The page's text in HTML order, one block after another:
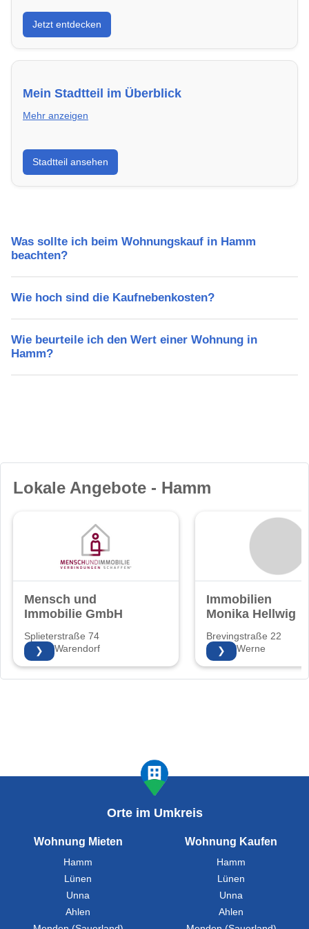
Entdecke Neubauprojekte in Hamm – modern,
energieeffizient und sofort bezugsfertig.
Jetzt entdecken
Mein Stadtteil im Überblick
Mehr anzeigen
Erfahre mehr über deinen Stadtteil in Hamm:
Lebensqualität, Verkehrsanbindung, Schulen,
Freizeitmöglichkeiten und Mietpreise.
Stadtteil ansehen
Was sollte ich beim Wohnungskauf in Hamm
beachten?
Wie hoch sind die Kaufnebenkosten?
Wie beurteile ich den Wert einer Wohnung in
Hamm?
Lokale Angebote - Hamm
Mensch und
Immobilie GmbH
Splieterstraße 74
48231 Warendorf
❯
Immobilien
Monika Hellwig
Brevingstraße 22
59368 Werne
❯
Orte im Umkreis
Wohnung Mieten
Hamm
Lünen
Unna
Ahlen
Wohnung Kaufen
Hamm
Lünen
Unna
Ahlen